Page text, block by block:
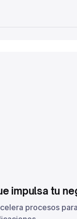
impulsa tu
procesos